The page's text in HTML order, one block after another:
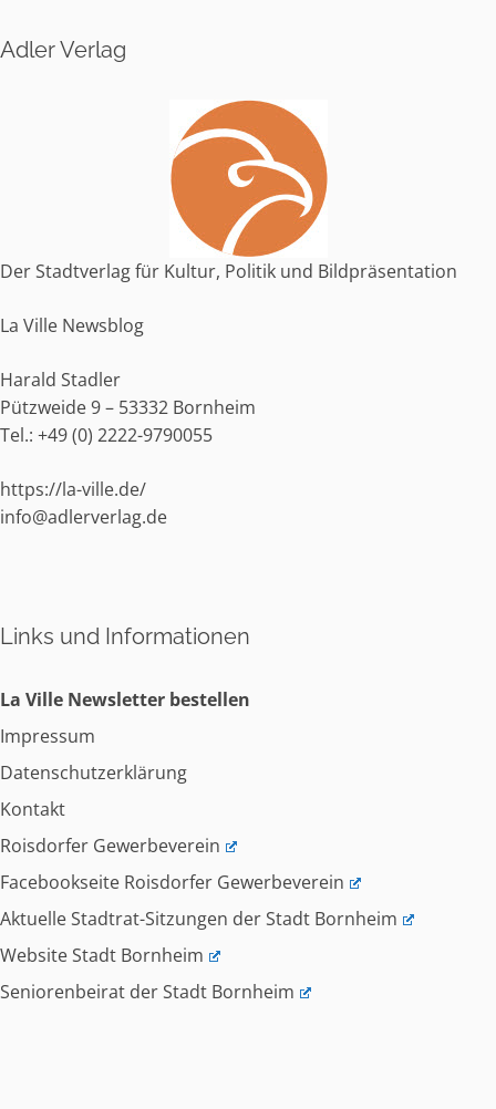
a
Adler Verlag
Der Stadtverlag für Kultur, Politik und Bildpräsentation
La Ville Newsblog
Harald Stadler
Pützweide 9 – 53332 Bornheim
Tel.: +49 (0) 2222-9790055
https://la-ville.de/
info@adlerverlag.de
Links und Informationen
La Ville Newsletter bestellen
Impressum
Datenschutzerklärung
Kontakt
Roisdorfer Gewerbeverein
Facebookseite Roisdorfer Gewerbeverein
Aktuelle Stadtrat-Sitzungen der Stadt Bornheim
Website Stadt Bornheim
Seniorenbeirat der Stadt Bornheim